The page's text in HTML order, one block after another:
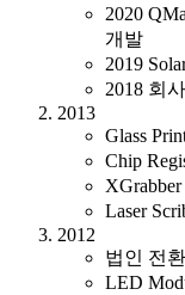
2020
개발
2019
2018 회
2013
Glass
Chip
Laser
2012
법인 전환
LED